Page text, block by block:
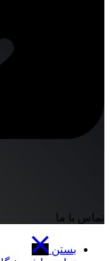
تماس با ما
بستن